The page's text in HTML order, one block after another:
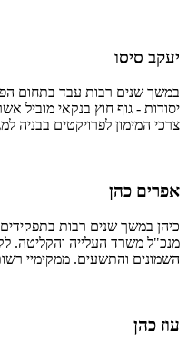
יעקב סיסו
במשך שנים רבות עבד בתחום
יסודות - גוף חוץ בנקאי מוביל
צרכי המימון לפרויקטים בבניה
אפרים כהן
כיהן במשך שנים רבות
מנכ"ל משרד העלייה והקליטה.
השמונים והתשעים. ממקימיי
עוז כהן